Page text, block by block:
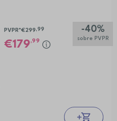
-40%
sobre PVPR
PVPR*€299 ,99
179,99